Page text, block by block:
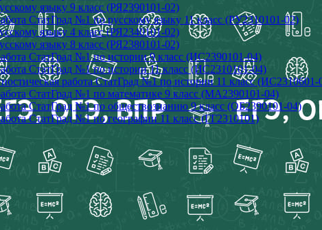
языку 9 класс (РЯ2390101-02)
СтатГрад №1 по русскому языку 11 класс (РУ2310101-02)
языку 4 класс (РЯ2340101-02)
языку 8 класс (РЯ2380101-02)
СтатГрад №1 по истории 9 класс (ИС2390101-04)
СтатГрад №1 по истории 11 класс (ИС2310101-04)
работа СтатГрад №1 по истории 11 класс (ИС2310601-
СтатГрад №1 по математике 9 класс (МА2390101-04)
СтатГрад №1 по обществознанию 9 класс (ОБ2390101-04)
СтатГрад №1 по географии 11 класс (ГГ2310101)